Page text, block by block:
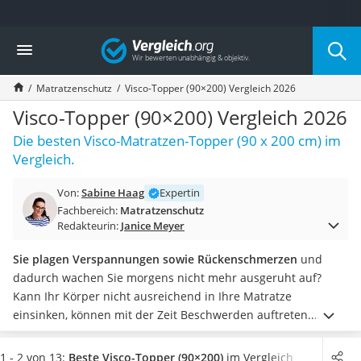
Die beliebtesten Vergleiche nach Kategorie
Wohnen
Matratzen-Topper
Matratzen
Konferenzlautsprecher
Tageslichtlampe
Badlüfter
Ergonomischer Bürostuhl
Außenleuchte mit Kamera
Ozongeneratoren
Konferenzmikrofon
Klappmatratze
Duschkopf mit Kalkfilter
Aktenvernichter Sicherheitsstufe 4
Bettgitter
Spannbettlaken
Vergleich
Matratzenschutz Visco-Topper (90×200) Vergleich 2026
Visco-Topper (90×200) Vergleich 2026
Die besten Visco-Matratzen-Topper (90 x 200 cm) im
Vergleich.
Von:Sabine Haag
Expertin
Fachbereich: Matratzenschutz
Redakteurin: Janice Meyer
Sie plagen Verspannungen sowie Rückenschmerzen und
dadurch wachen Sie morgens nicht mehr ausgeruht auf?
Kann Ihr Körper nicht ausreichend in Ihre Matratze
einsinken, können mit der Zeit Beschwerden auftreten.
Matratzen-Topperkönnen Abhilfe schaffen! Wählen Sie jetzt
aus unserer Vergleichstabelle einenVisco-Topper in der
1 - 2 von 13: Beste Visco-Topper (90×200) im Vergleich